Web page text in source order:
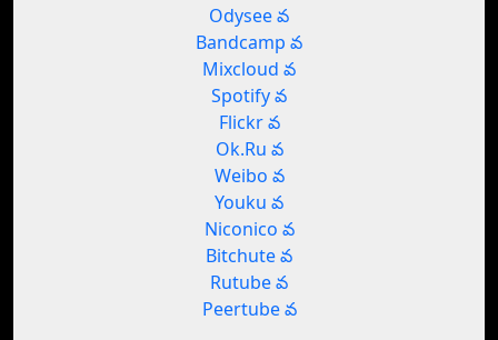
Odysee వ
Bandcamp వ
Mixcloud వ
Spotify వ
Flickr వ
Ok.Ru వ
Weibo వ
Youku వ
Niconico వ
Bitchute వ
Rutube వ
Peertube వ